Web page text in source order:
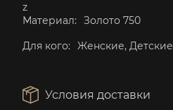
z
Материал:
Золото 750
Для кого:
Женские, Детские
Условия доставки